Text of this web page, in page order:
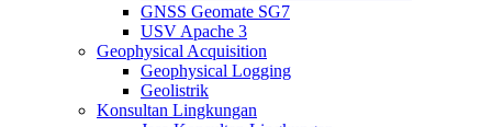
GNSS Geomate SG7
USV Apache 3
Geophysical Acquisition
Geophysical Logging
Geolistrik
Konsultan Lingkungan